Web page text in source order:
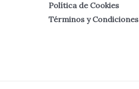
Política de Cookies
Términos y Condiciones